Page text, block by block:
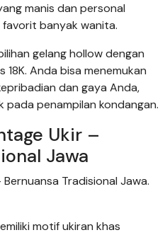
manis dan personal
banyak wanita.
gelang hollow dengan
Anda bisa menemukan
dan gaya Anda,
pada penampilan kondangan.
Ukir –
Jawa
Tradisional Jawa.
motif ukiran khas